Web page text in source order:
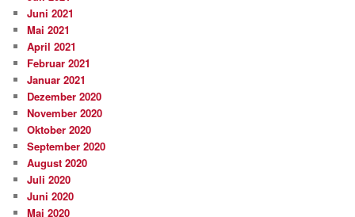
Juni 2021
Mai 2021
April 2021
Februar 2021
Januar 2021
Dezember 2020
November 2020
Oktober 2020
September 2020
August 2020
Juli 2020
Juni 2020
Mai 2020